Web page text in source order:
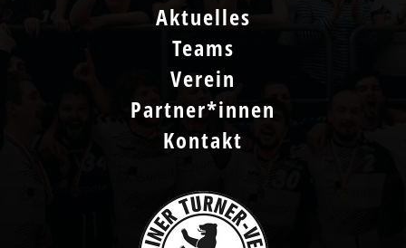
Aktuelles
Teams
Verein
Partner*innen
Kontakt